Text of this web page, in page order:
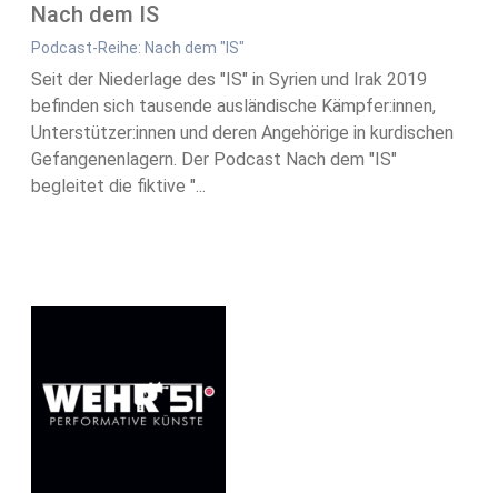
Nach dem IS
Podcast-Reihe: Nach dem "IS"
Seit der Niederlage des "IS" in Syrien und Irak 2019
befinden sich tausende ausländische Kämpfer:innen,
Unterstützer:innen und deren Angehörige in kurdischen
Gefangenenlagern. Der Podcast Nach dem "IS"
begleitet die fiktive "...